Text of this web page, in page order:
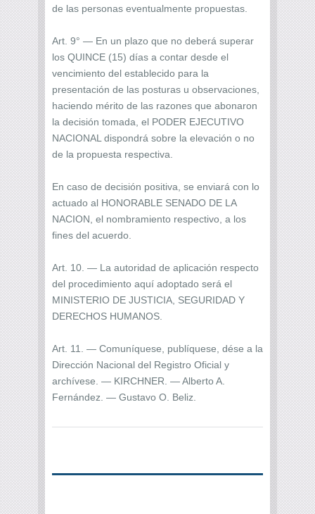
de las personas eventualmente propuestas.
Art. 9° — En un plazo que no deberá superar
los QUINCE (15) días a contar desde el
vencimiento del establecido para la
presentación de las posturas u observaciones,
haciendo mérito de las razones que abonaron
la decisión tomada, el PODER EJECUTIVO
NACIONAL dispondrá sobre la elevación o no
de la propuesta respectiva.
En caso de decisión positiva, se enviará con lo
actuado al HONORABLE SENADO DE LA
NACION, el nombramiento respectivo, a los
fines del acuerdo.
Art. 10. — La autoridad de aplicación respecto
del procedimiento aquí adoptado será el
MINISTERIO DE JUSTICIA, SEGURIDAD Y
DERECHOS HUMANOS.
Art. 11. — Comuníquese, publíquese, dése a la
Dirección Nacional del Registro Oficial y
archívese. — KIRCHNER. — Alberto A.
Fernández. — Gustavo O. Beliz.